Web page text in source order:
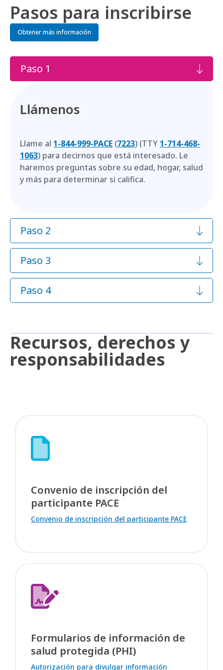
Pasos para inscribirse
Obtener más información
Paso 1
Llámenos
Llame al 1-844-999-PACE (7223) (TTY 1-714-468-
1063) para decirnos que está interesado. Le
haremos preguntas sobre su edad, hogar, salud
y más para determinar si califica.
Paso 2
Paso 3
Paso 4
Recursos, derechos y
responsabilidades
Convenio de inscripción del
participante PACE
Convenio de inscripción del participante PACE
Formularios de información de
salud protegida (PHI)
Autorización para divulgar información